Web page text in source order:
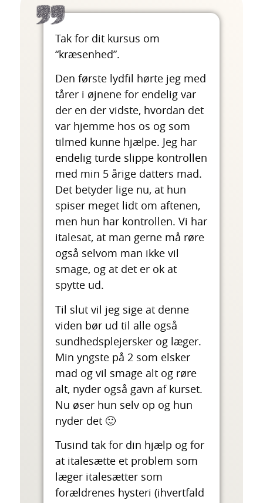
Tak for dit kursus om
“kræsenhed”.
Den første lydfil hørte jeg med
tårer i øjnene for endelig var
der en der vidste, hvordan det
var hjemme hos os og som
tilmed kunne hjælpe. Jeg har
endelig turde slippe kontrollen
med min 5 årige datters mad.
Det betyder lige nu, at hun
spiser meget lidt om aftenen,
men hun har kontrollen. Vi har
italesat, at man gerne må røre
også selvom man ikke vil
smage, og at det er ok at
spytte ud.
Til slut vil jeg sige at denne
viden bør ud til alle også
sundhedsplejersker og læger.
Min yngste på 2 som elsker
mad og vil smage alt og røre
alt, nyder også gavn af kurset.
Nu øser hun selv op og hun
nyder det 🙂
Tusind tak for din hjælp og for
at italesætte et problem som
læger italesætter som
forældrenes hysteri (ihvertfald